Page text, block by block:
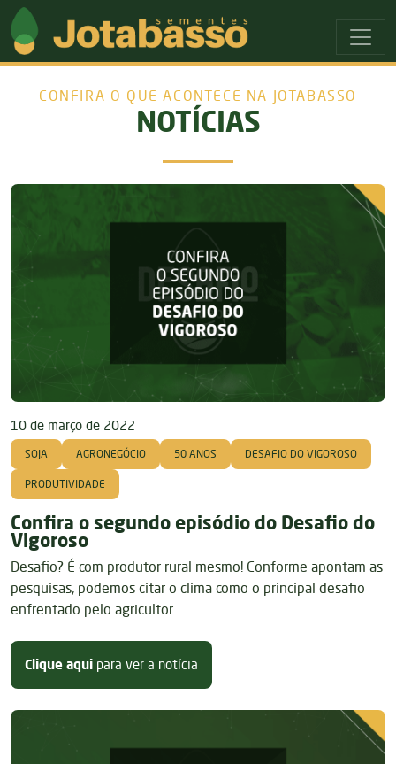
Ir para o menu principal
Ir para o conteudo principal
CONFIRA O QUE ACONTECE NA JOTABASSO
NOTÍCIAS
10 de março de 2022
SOJA AGRONEGÓCIO 50 ANOS DESAFIO DO VIGOROSO
PRODUTIVIDADE
Confira o segundo episódio do Desafio do
Vigoroso
Desafio? É com produtor rural mesmo! Conforme apontam as
pesquisas, podemos citar o clima como o principal desafio
enfrentado pelo agricultor....
Clique aqui para ver a notícia